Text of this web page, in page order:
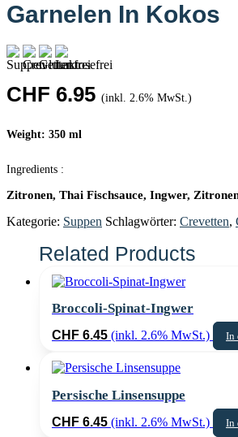
Garnelen In Kokos
CHF 6.95 (inkl. 2.6% MwSt.)
Weight: 350 ml
Ingredients :
Zitronen, Thai Fischsauce, Ingwer,
Kategorie: Suppen Schlagwörter: Crevetten,
Broccoli-Spinat-Ingwer
CHF 6.45 (inkl. 2.6% MwSt.) In
Persische Linsensuppe
CHF 6.45 (inkl. 2.6% MwSt.) In